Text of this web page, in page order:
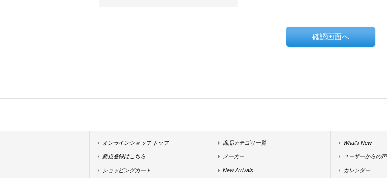
オンラインショップ トップ
新規登録はこちら
ショッピングカート
商品カテゴリ一覧
メーカー
New Arrivals
What's New
ユーザーからの声
カレンダー